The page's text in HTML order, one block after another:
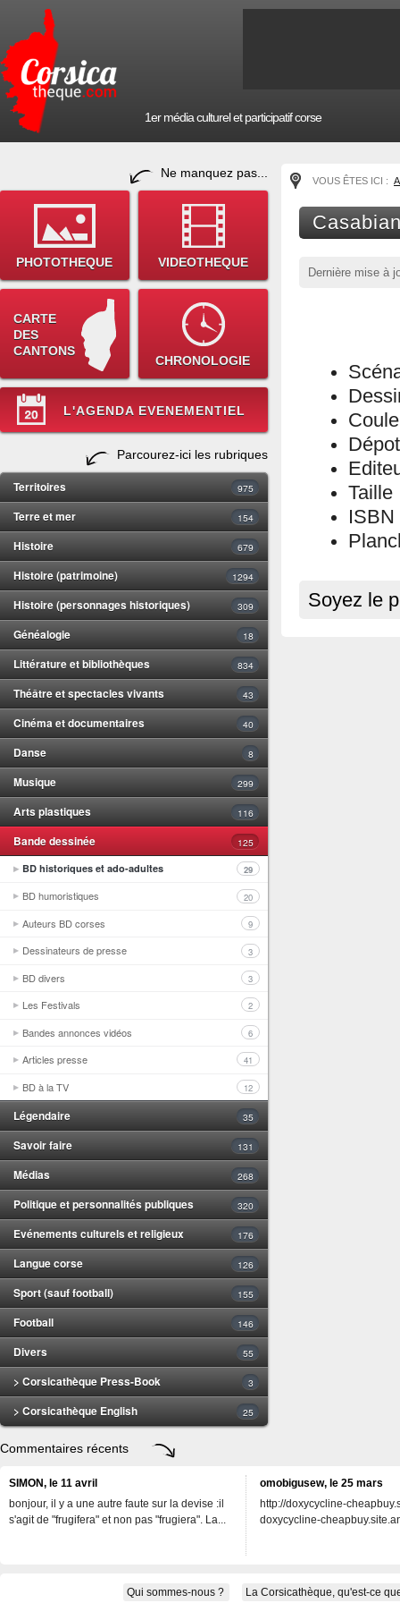
1er média culturel et participatif corse
Ne manquez pas...
PHOTOTHEQUE VIDEOTHEQUE
CARTE
DES
CANTONS
CHRONOLOGIE
L'AGENDA EVENEMENTIEL
Parcourez-ici les rubriques
Territoires 975
Terre et mer 154
Histoire 679
Histoire (patrimoine) 1294
Histoire (personnages historiques) 309
Généalogie 18
Littérature et bibliothèques 834
Théâtre et spectacles vivants 43
Cinéma et documentaires 40
Danse 8
Musique 299
Arts plastiques 116
Bande dessinée
125
BD historiques et ado-adultes
29
BD humoristiques 20
Auteurs BD corses 9
Dessinateurs de presse 3
BD divers 3
Les Festivals 2
Bandes annonces vidéos 6
Articles presse 41
BD à la TV 12
Légendaire 35
Savoir faire 131
Médias 268
Politique et personnalités publiques 320
Evénements culturels et religieux 176
Langue corse 126
Sport (sauf football) 155
Football 146
Divers 55
> Corsicathèque Press-Book 3
> Corsicathèque English 25
VOUS ÊTES ICI :
Dernière mise à
Taille
ISBN
Soyez le
Commentaires récents
SIMON, le 11 avril
bonjour, il y a une autre faute sur la devise :il
s'agit de "frugifera" et non pas "frugiera". La...
omobigusew, le 25 mars
http://doxycycline-
doxycycline-
Qui sommes-nous ? La Corsicathèque, qu'est-ce